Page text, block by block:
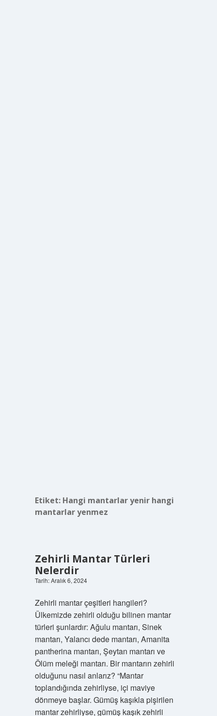
Etiket: Hangi mantarlar yenir hangi
mantarlar yenmez
Zehirli Mantar Türleri
Nelerdir
Tarih: Aralık 6, 2024
Zehirli mantar çeşitleri hangileri?
Ülkemizde zehirli olduğu bilinen mantar
türleri şunlardır: Ağulu mantarı, Sinek
mantarı, Yalancı dede mantarı, Amanita
pantherina mantarı, Şeytan mantarı ve
Ölüm meleği mantarı. Bir mantarın zehirli
olduğunu nasıl anlarız? “Mantar
toplandığında zehirliyse, içi maviye
dönmeye başlar. Gümüş kaşıkla pişirilen
mantar zehirliyse, gümüş kaşık zehirli